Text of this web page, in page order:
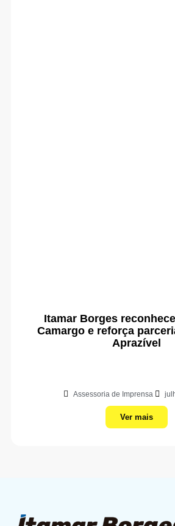
Itamar Borges
Camargo e reforça
Aprazível
Assessoria de Imprensa
Ver mais